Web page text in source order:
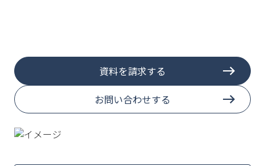
資料を請求する
お問い合わせする